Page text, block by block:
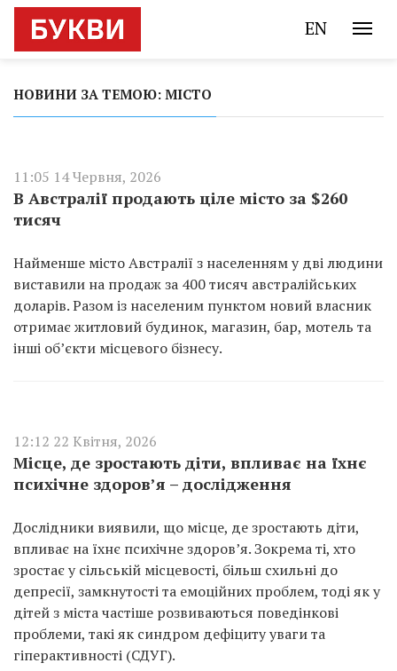
EN
НОВИНИ ЗА ТЕМОЮ: МІСТО
11:05 14 Червня, 2026
В Австралії продають ціле місто за $260
тисяч
Найменше місто Австралії з населенням у дві людини
виставили на продаж за 400 тисяч австралійських
доларів. Разом із населеним пунктом новий власник
отримає житловий будинок, магазин, бар, мотель та
інші об’єкти місцевого бізнесу.
12:12 22 Квітня, 2026
Місце, де зростають діти, впливає на їхнє
психічне здоров’я – дослідження
Дослідники виявили, що місце, де зростають діти,
впливає на їхнє психічне здоров’я. Зокрема ті, хто
зростає у сільській місцевості, більш схильні до
депресії, замкнутості та емоційних проблем, тоді як у
дітей з міста частіше розвиваються поведінкові
проблеми, такі як синдром дефіциту уваги та
гіперактивності (СДУГ).